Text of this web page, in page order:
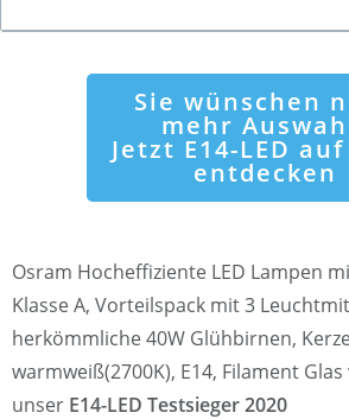
Sie wünschen
mehr
Jetzt E14-LED
entdecken
Osram Hocheffiziente LED Lampen
Klasse A, Vorteilspack mit 3
herkömmliche 40W Glühbirnen,
warmweiß(2700K), E14, Filament
unser E14-LED Testsieger 2020